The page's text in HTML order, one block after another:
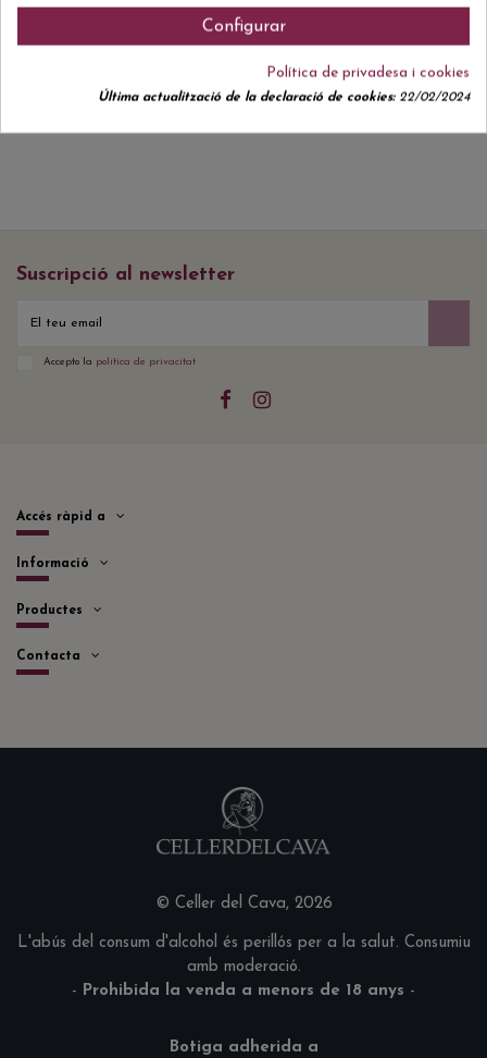
Suscripció al newsletter
Accepto la política de privacitat
Accés ràpid a
Informació
Productes
Contacta
© Celler del Cava, 2026
L'abús del consum d'alcohol és perillós per a la salut. Consumiu
amb moderació.
- Prohibida la venda a menors de 18 anys -
Botiga adherida a
Configurar
Política de privadesa i cookies
Última actualització de la declaració de cookies:22/02/2024